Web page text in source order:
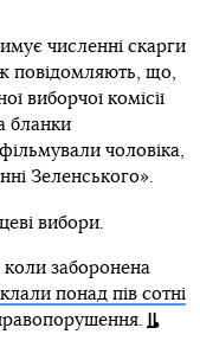
численні скарги
повідомляють, що,
виборчої комісії
бланки
чоловіка,
Зеленського».
вибори.
коли заборонена
понад пів сотні